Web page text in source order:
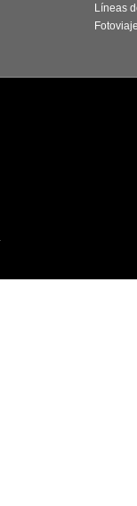
Líneas